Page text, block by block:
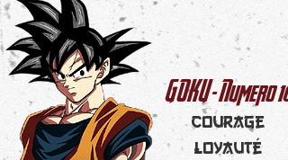
GOKU - Numero10
Courage
loyauté